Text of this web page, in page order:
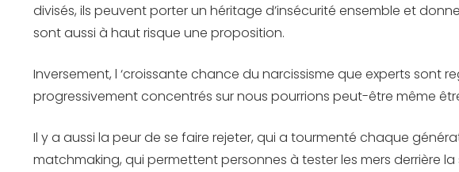
divisés, ils peuvent porter un héritage d’insécurité ensemble et
sont aussi à haut risque une proposition.
Inversement, l ‘croissante chance du narcissisme que experts sont
progressivement concentrés sur nous pourrions peut-être même
Il y a aussi la peur de se faire rejeter, qui a tourmenté chaque
matchmaking, qui permettent personnes à tester les mers derrière